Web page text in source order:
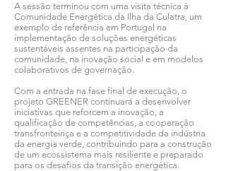
A sessão terminou com uma visita técnica à
Comunidade Energética da Ilha da Culatra, um
exemplo de referência em Portugal na
implementação de soluções energéticas
sustentáveis assentes na participação da
comunidade, na inovação social e em modelos
colaborativos de governação.
Com a entrada na fase final de execução, o
projeto GREENER continuará a desenvolver
iniciativas que reforcem a inovação, a
qualificação de competências, a cooperação
transfronteiriça e a competitividade da indústria
da energia verde, contribuindo para a construção
de um ecossistema mais resiliente e preparado
para os desafios da transição energética.